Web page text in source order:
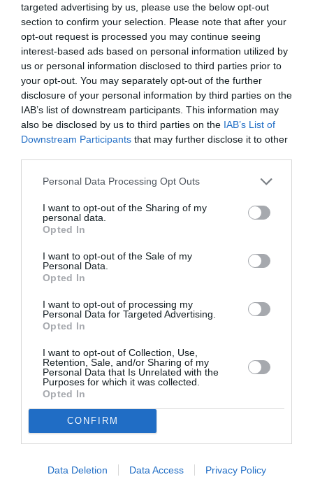
targeted advertising by us, please use the below opt-out
section to confirm your selection. Please note that after your
opt-out request is processed you may continue seeing
interest-based ads based on personal information utilized by
us or personal information disclosed to third parties prior to
your opt-out. You may separately opt-out of the further
disclosure of your personal information by third parties on the
IAB’s list of downstream participants. This information may
also be disclosed by us to third parties on the IAB’s List of
Downstream Participants that may further disclose it to other
Personal Data Processing Opt Outs
I want to opt-out of the Sharing of my
personal data.
Opted In
I want to opt-out of the Sale of my
Personal Data.
Opted In
I want to opt-out of processing my
Personal Data for Targeted Advertising.
Opted In
I want to opt-out of Collection, Use,
Retention, Sale, and/or Sharing of my
Personal Data that Is Unrelated with the
Purposes for which it was collected.
Opted In
CONFIRM
Data Deletion Data Access Privacy Policy
Συμβολική φωταγώγηση του
Πνευματικού Κέντρου Καλαμάτας
για την Παγκόσμια Ημέρα Ευχής
29/04/2024 12:10
Η 29η Απριλίου είναι μια ημερομηνία ορόσημο για
το Make-a-Wish παγκοσμίως και γιορτάζεται κάθε
χρόνο σε όλο τον...
Στα «μπλε» το Πνευματικό Κέντρο
Καλαμάτας
03/05/2023 11:00
Το Πνευματικό Κέντρο Καλαμάτας φωταγωγήθηκε